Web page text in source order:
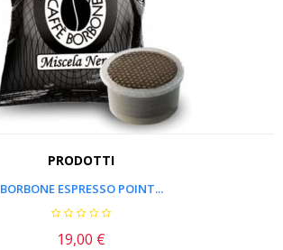
PRODOTTI
BORBONE ESPRESSO POINT...
Prezzo
19,00 €